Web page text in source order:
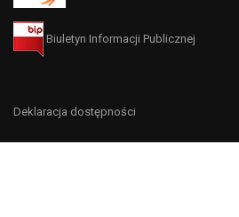
Biuletyn Informacji Publicznej
Deklaracja dostępności